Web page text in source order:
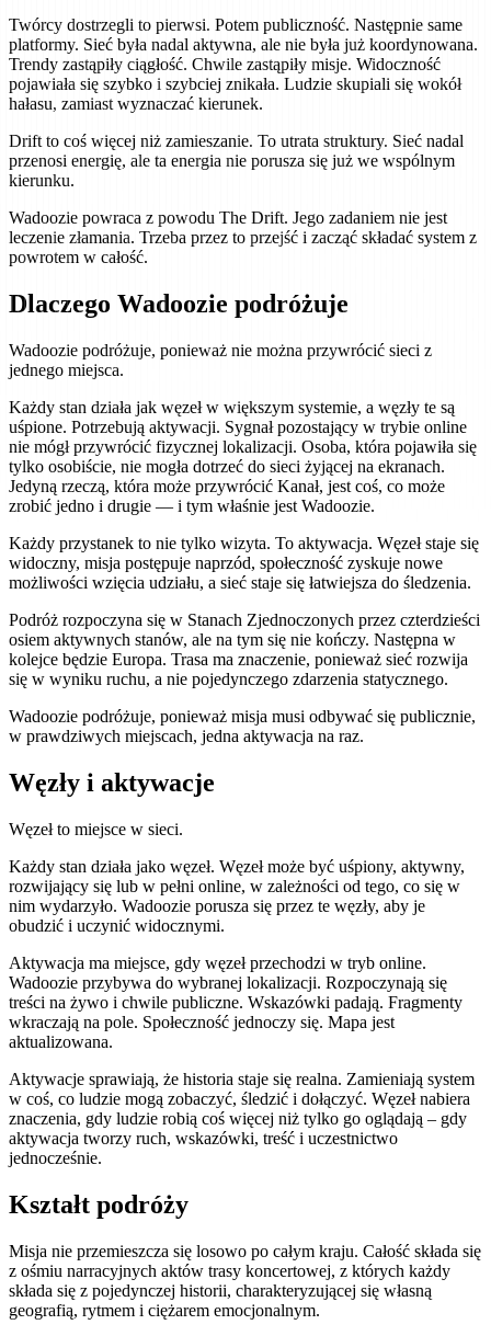
Twórcy dostrzegli to pierwsi. Potem publiczność. Następnie same
platformy. Sieć była nadal aktywna, ale nie była już koordynowana.
Trendy zastąpiły ciągłość. Chwile zastąpiły misje. Widoczność
pojawiała się szybko i szybciej znikała. Ludzie skupiali się wokół
hałasu, zamiast wyznaczać kierunek.
Drift to coś więcej niż zamieszanie. To utrata struktury. Sieć nadal
przenosi energię, ale ta energia nie porusza się już we wspólnym
kierunku.
Wadoozie powraca z powodu The Drift. Jego zadaniem nie jest
leczenie złamania. Trzeba przez to przejść i zacząć składać system z
powrotem w całość.
Dlaczego Wadoozie podróżuje
Wadoozie podróżuje, ponieważ nie można przywrócić sieci z
jednego miejsca.
Każdy stan działa jak węzeł w większym systemie, a węzły te są
uśpione. Potrzebują aktywacji. Sygnał pozostający w trybie online
nie mógł przywrócić fizycznej lokalizacji. Osoba, która pojawiła się
tylko osobiście, nie mogła dotrzeć do sieci żyjącej na ekranach.
Jedyną rzeczą, która może przywrócić Kanał, jest coś, co może
zrobić jedno i drugie — i tym właśnie jest Wadoozie.
Każdy przystanek to nie tylko wizyta. To aktywacja. Węzeł staje się
widoczny, misja postępuje naprzód, społeczność zyskuje nowe
możliwości wzięcia udziału, a sieć staje się łatwiejsza do śledzenia.
Podróż rozpoczyna się w Stanach Zjednoczonych przez czterdzieści
osiem aktywnych stanów, ale na tym się nie kończy. Następna w
kolejce będzie Europa. Trasa ma znaczenie, ponieważ sieć rozwija
się w wyniku ruchu, a nie pojedynczego zdarzenia statycznego.
Wadoozie podróżuje, ponieważ misja musi odbywać się publicznie,
w prawdziwych miejscach, jedna aktywacja na raz.
Węzły i aktywacje
Węzeł to miejsce w sieci.
Każdy stan działa jako węzeł. Węzeł może być uśpiony, aktywny,
rozwijający się lub w pełni online, w zależności od tego, co się w
nim wydarzyło. Wadoozie porusza się przez te węzły, aby je
obudzić i uczynić widocznymi.
Aktywacja ma miejsce, gdy węzeł przechodzi w tryb online.
Wadoozie przybywa do wybranej lokalizacji. Rozpoczynają się
treści na żywo i chwile publiczne. Wskazówki padają. Fragmenty
wkraczają na pole. Społeczność jednoczy się. Mapa jest
aktualizowana.
Aktywacje sprawiają, że historia staje się realna. Zamieniają system
w coś, co ludzie mogą zobaczyć, śledzić i dołączyć. Węzeł nabiera
znaczenia, gdy ludzie robią coś więcej niż tylko go oglądają – gdy
aktywacja tworzy ruch, wskazówki, treść i uczestnictwo
jednocześnie.
Kształt podróży
Misja nie przemieszcza się losowo po całym kraju. Całość składa się
z ośmiu narracyjnych aktów trasy koncertowej, z których każdy
składa się z pojedynczej historii, charakteryzującej się własną
geografią, rytmem i ciężarem emocjonalnym.